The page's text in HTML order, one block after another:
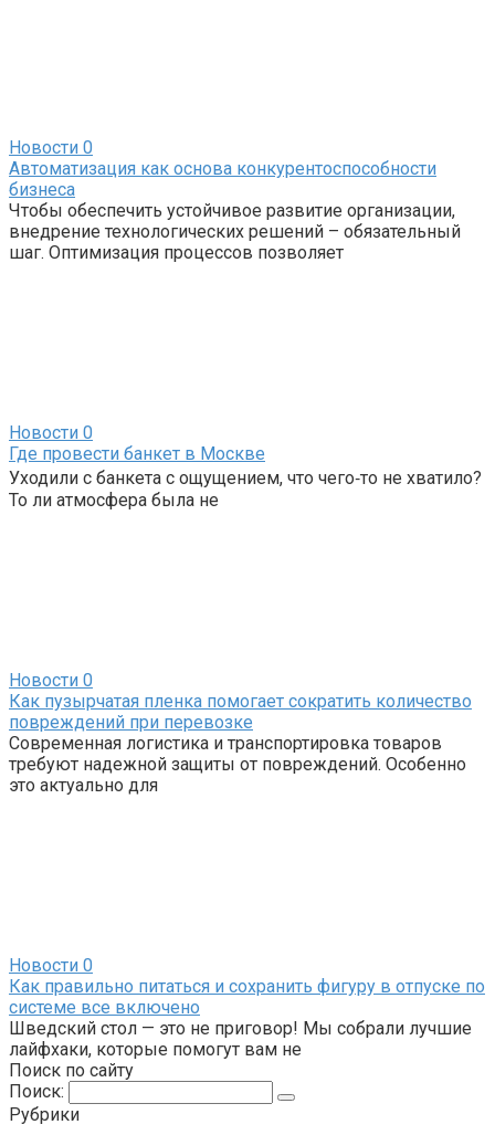
Новости 0
Автоматизация как основа конкурентоспособности
бизнеса
Чтобы обеспечить устойчивое развитие организации,
внедрение технологических решений – обязательный
шаг. Оптимизация процессов позволяет
Новости 0
Где провести банкет в Москве
Уходили с банкета с ощущением, что чего‑то не хватило?
То ли атмосфера была не
Новости 0
Как пузырчатая пленка помогает сократить количество
повреждений при перевозке
Современная логистика и транспортировка товаров
требуют надежной защиты от повреждений. Особенно
это актуально для
Новости 0
Как правильно питаться и сохранить фигуру в отпуске по
системе все включено
Шведский стол — это не приговор! Мы собрали лучшие
лайфхаки, которые помогут вам не
Поиск по сайту
Поиск:
Рубрики